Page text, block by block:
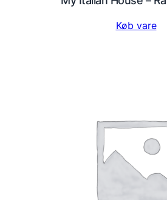
Køb vare